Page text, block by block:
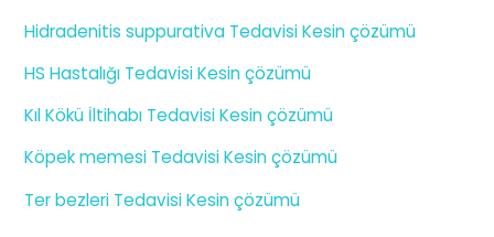
Hidradenitis suppurativa Tedavisi Kesin çözümü
HS Hastalığı Tedavisi Kesin çözümü
Kıl Kökü İltihabı Tedavisi Kesin çözümü
Köpek memesi Tedavisi Kesin çözümü
Ter bezleri Tedavisi Kesin çözümü